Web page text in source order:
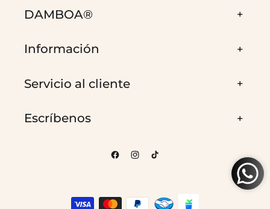
DAMBOA®
Información
Servicio al cliente
Escríbenos
FacebookInstagram
TikTok
de